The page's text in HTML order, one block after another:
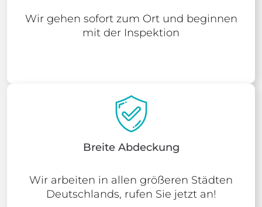
Wir gehen sofort zum Ort und beginnen
mit der Inspektion
Breite Abdeckung
Wir arbeiten in allen größeren Städten
Deutschlands, rufen Sie jetzt an!